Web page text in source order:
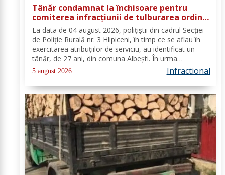
Tânăr condamnat la închisoare pentru
comiterea infracțiunii de tulburarea ordinii
și liniștii publice
La data de 04 august 2026, polițiștii din cadrul Secției
de Poliție Rurală nr. 3 Hlipiceni, în timp ce se aflau în
exercitarea atribuțiilor de serviciu, au identificat un
tânăr, de 27 ani, din comuna Albești. În urma
verificărilor efectuate de către polițiști, s-a constatat
faptul că pe numele...
5 august 2026 Infractional